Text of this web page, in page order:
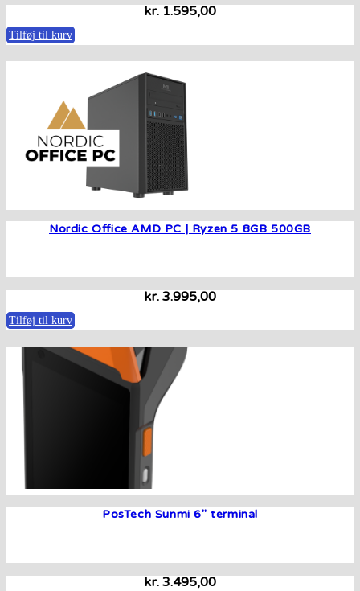
kr. 1.595,00
Tilføj til kurv
Nordic Office AMD PC | Ryzen 5 8GB 500GB
kr. 3.995,00
Tilføj til kurv
PosTech Sunmi 6″ terminal
kr. 3.495,00